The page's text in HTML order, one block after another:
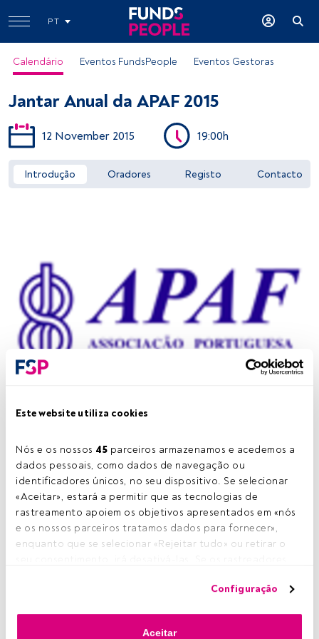
Este website utiliza cookies
Nós e os nossos 45 parceiros armazenamos e acedemos a
dados pessoais, como dados de navegação ou
identificadores únicos, no seu dispositivo. Se selecionar
«Aceitar», estará a permitir que as tecnologias de
rastreamento apoiem os objetivos apresentados em «nós
e os nossos parceiros tratamos dados para fornecer»,
enquanto que se selecionar «Rejeitar tudo» ou retirar o
que vê poderá deixar de ser relevante para si. Pode voltar
Configuração
Aceitar
PT
Calendário Eventos FundsPeople Eventos Gestoras
Aceder a FundsPeople
Jantar Anual da APAF 2015
12 November 2015 19:00h
Introdução Oradores Registo Contacto
A Associação Portuguesa de Analistas Financeiros (APAF)
volta a organizar o seu habitual jantar anual onde junta
Associados.
Programação
19hReceção e Cocktail